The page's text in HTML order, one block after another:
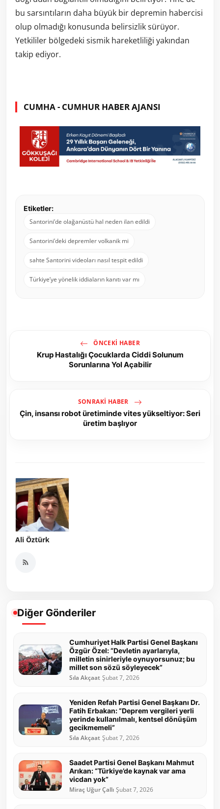
bu sarsıntıların daha büyük bir depremin habercisi
olup olmadığı konusunda belirsizlik sürüyor.
Yetkililer bölgedeki sismik hareketliliği yakından
takip ediyor.
CUMHA - CUMHUR HABER AJANSI
Etiketler:
Santorini’de olağanüstü hal neden ilan edildi
Santorini’deki depremler volkanik mi
sahte Santorini videoları nasıl tespit edildi
Türkiye’ye yönelik iddiaların kanıtı var mı
ÖNCEKI HABER
Krup Hastalığı Çocuklarda Ciddi Solunum
Sorunlarına Yol Açabilir
SONRAKI HABER
Çin, insansı robot üretiminde vites yükseltiyor: Seri
üretim başlıyor
Ali Öztürk
Diğer Gönderiler
Cumhuriyet Halk Partisi Genel Başkanı
Özgür Özel: “Devletin ayarlarıyla,
milletin sinirleriyle oynuyorsunuz; bu
millet son sözü söyleyecek”
Sıla Akçaat Şubat 7, 2026
Yeniden Refah Partisi Genel Başkanı Dr.
Fatih Erbakan: “Deprem vergileri yerli
yerinde kullanılmalı, kentsel dönüşüm
gecikmemeli”
Sıla Akçaat Şubat 7, 2026
Saadet Partisi Genel Başkanı Mahmut
Arıkan: “Türkiye’de kaynak var ama
vicdan yok”
Miraç Uğur Çallı Şubat 7, 2026